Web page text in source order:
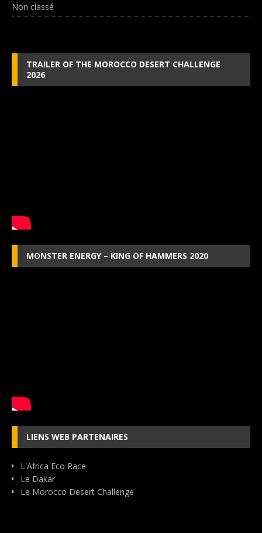
Non classé
TRAILER OF THE MOROCCO DESERT CHALLENGE
2026
MONSTER ENERGY – KING OF HAMMERS 2020
LIENS WEB PARTENAIRES
L'Africa Eco Race
Le Dakar
Le Morocco Desert Challenge